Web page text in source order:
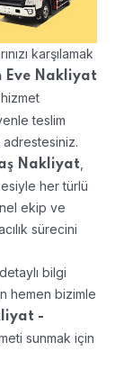
karşılamak
Eve Nakliyat
teslim
Nakliyat
her türlü
ekip ve
sürecini
bilgi
hemen bizimle
-
sunmak için